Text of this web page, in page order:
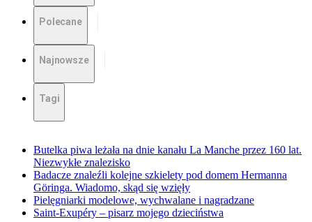
Polecane
Najnowsze
Tagi
Butelka piwa leżała na dnie kanału La Manche przez 160 lat.
Niezwykłe znalezisko
Badacze znaleźli kolejne szkielety pod domem Hermanna
Göringa. Wiadomo, skąd się wzięły
Pielęgniarki modelowe, wychwalane i nagradzane
Saint-Exupéry – pisarz mojego dzieciństwa